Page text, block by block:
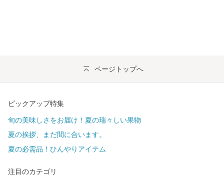
ページトップへ
ピックアップ特集
旬の美味しさをお届け！夏の瑞々しい果物
夏の挨拶、まだ間に合います。
夏の必需品！ひんやりアイテム
注目のカテゴリ